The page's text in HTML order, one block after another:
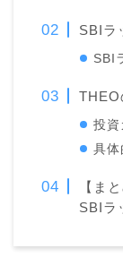
SBIラ
SBI
THEO
投資
具体
【ま
SBIラ